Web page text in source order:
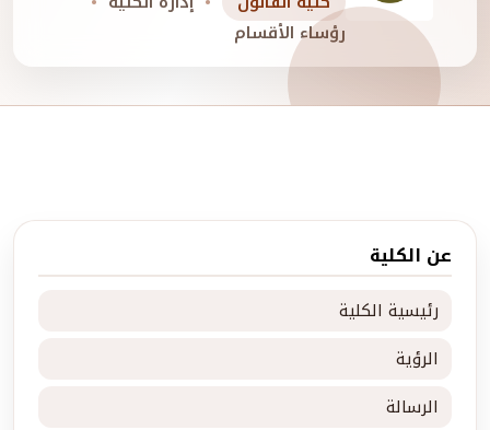
رؤساء الأقسام
عن الكلية
رئيسية الكلية
الرؤية
الرسالة